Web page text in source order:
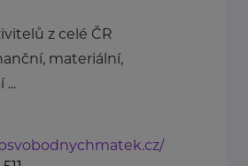
z celé ČR
materiální,
...